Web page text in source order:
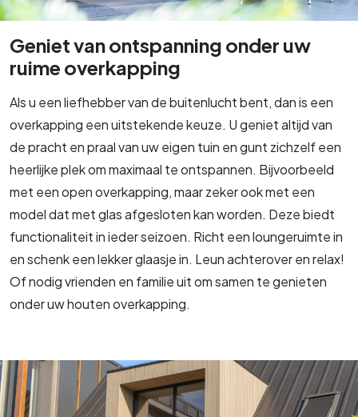
Geniet van ontspanning onder uw
ruime overkapping
Als u een liefhebber van de buitenlucht bent, dan is een
overkapping een uitstekende keuze. U geniet altijd van
de pracht en praal van uw eigen tuin en gunt zichzelf een
heerlijke plek om maximaal te ontspannen. Bijvoorbeeld
met een open overkapping, maar zeker ook met een
model dat met glas afgesloten kan worden. Deze biedt
functionaliteit in ieder seizoen. Richt een loungeruimte in
en schenk een lekker glaasje in. Leun achterover en relax!
Of nodig vrienden en familie uit om samen te genieten
onder uw houten overkapping.